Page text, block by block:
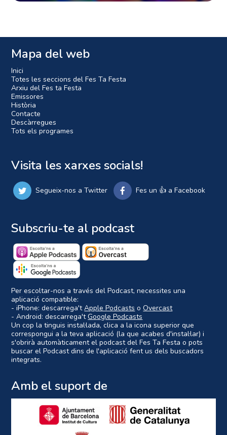
Mapa del web
Inici
Totes les seccions del Fes Ta Festa
Arxiu del Fes ta Festa
Emissores
Història
Contacte
Descàrregues
Tots els programes
Visita les xarxes socials!
Segueix-nos a Twitter Fes un 👍 a Facebook
Subscriu-te al podcast
Per escoltar-nos a través del Podcast, necessites una
aplicació compatible:
- iPhone: descarrega'tApple Podcasts oOvercast
- Android: descarrega'tGoogle Podcasts
Un cop la tinguis instal·lada, clica a la icona superior que
correspongui a la teva aplicació (la que acabes d'instal·lar) i
s'obrirà automàticament el podcast del Fes Ta Festa o pots
buscar el Podcast dins de l'aplicació fent us dels buscadors
integrats.
Amb el suport de